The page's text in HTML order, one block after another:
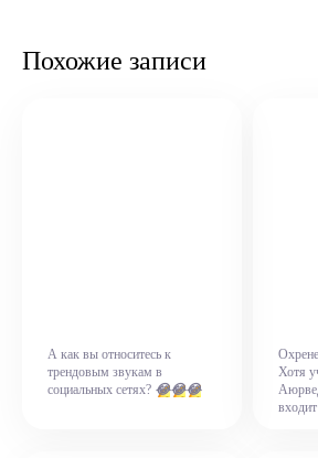
Похожие записи
А как вы относитесь к
трендовым звукам в
социальных сетях? 😂😂😂
Хотя